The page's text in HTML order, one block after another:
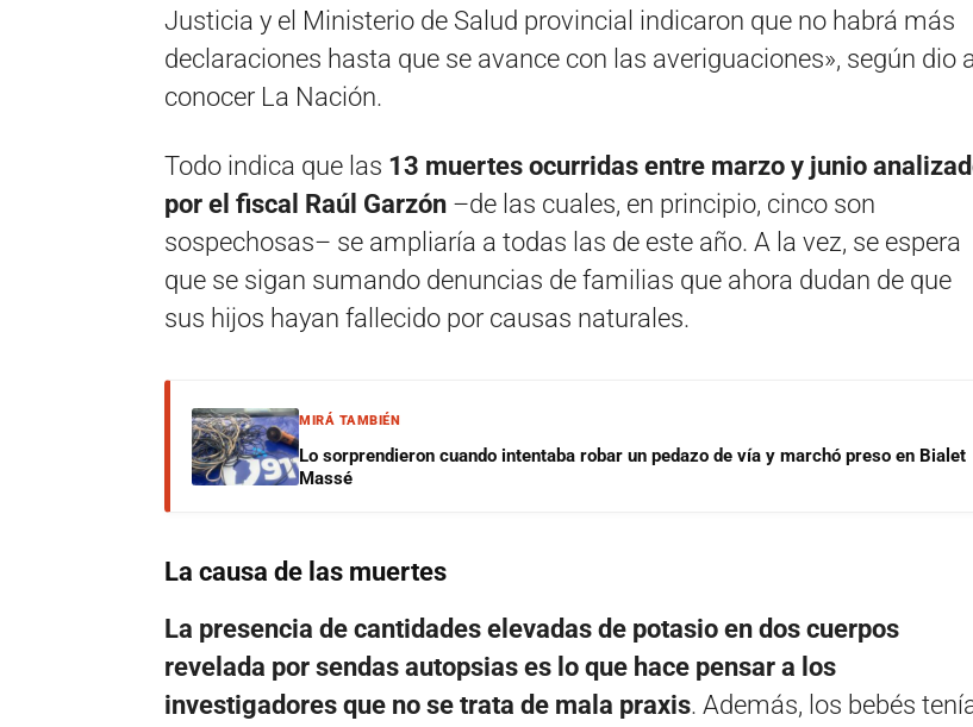
Justicia y el Ministerio de Salud provincial indicaron que no habrá más
declaraciones hasta que se avance con las averiguaciones», según dio
conocer La Nación.
Todo indica que las 13 muertes ocurridas entre marzo y junio
por el fiscal Raúl Garzón –de las cuales, en principio, cinco son
sospechosas– se ampliaría a todas las de este año. A la vez, se espera
que se sigan sumando denuncias de familias que ahora dudan de que
sus hijos hayan fallecido por causas naturales.
MIRÁ TAMBIÉN
Lo sorprendieron cuando intentaba robar un pedazo de vía y marchó preso en Bialet
Massé
La causa de las muertes
La presencia de cantidades elevadas de potasio en dos cuerpos
revelada por sendas autopsias es lo que hace pensar a los
investigadores que no se trata de mala praxis. Además, los bebés